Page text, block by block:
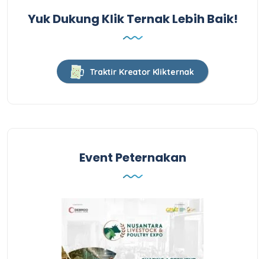
Yuk Dukung Klik Ternak Lebih Baik!
Traktir Kreator Klikternak
Event Peternakan